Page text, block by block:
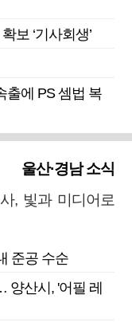
보 ‘기사회생’
에 PS 셈법 복
울산·경남 소식
, 빛과 미디어로
준공 수순
산시, '어필 레